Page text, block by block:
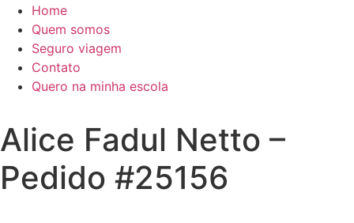
Home
Quem somos
Seguro viagem
Contato
Quero na minha escola
Alice Fadul Netto –
Pedido #25156